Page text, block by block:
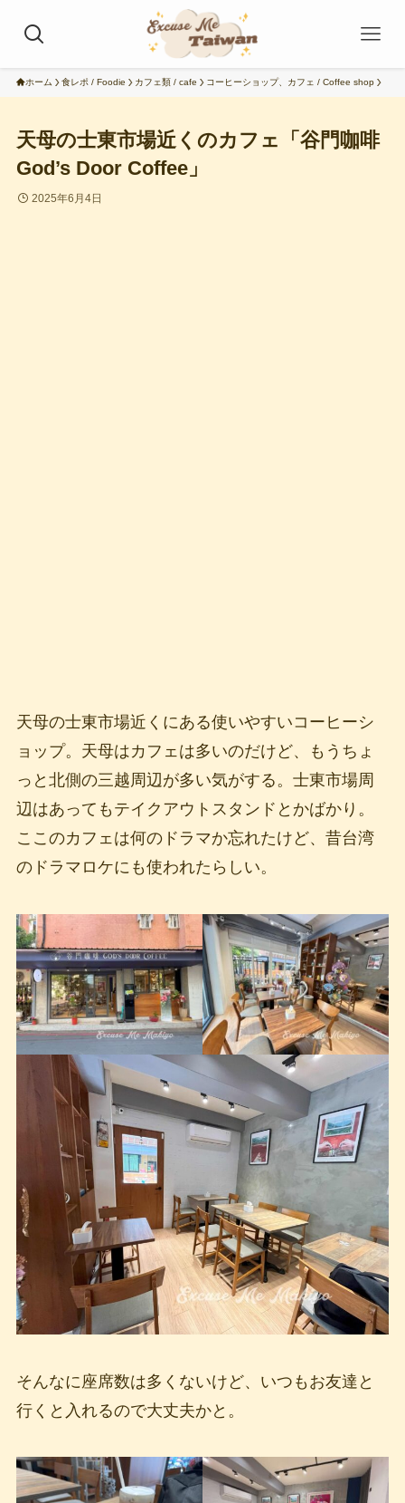
ホーム 食レポ / Foodie カフェ類 / cafe コーヒーショップ、カフェ / Coffee shop
天母の士東市場近くのカフェ「谷門咖啡
God’s Door Coffee」
2025年6月4日
天母の士東市場近くにある使いやすいコーヒーシ
ョップ。天母はカフェは多いのだけど、もうちょ
っと北側の三越周辺が多い気がする。士東市場周
辺はあってもテイクアウトスタンドとかばかり。
ここのカフェは何のドラマか忘れたけど、昔台湾
のドラマロケにも使われたらしい。
そんなに座席数は多くないけど、いつもお友達と
行くと入れるので大丈夫かと。